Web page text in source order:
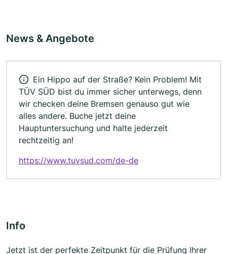
News & Angebote
Ein Hippo auf der Straße? Kein Problem! Mit
TÜV SÜD bist du immer sicher unterwegs, denn
wir checken deine Bremsen genauso gut wie
alles andere. Buche jetzt deine
Hauptuntersuchung und halte jederzeit
rechtzeitig an!
https://www.tuvsud.com/de-de
Info
Jetzt ist der perfekte Zeitpunkt für die Prüfung Ihrer